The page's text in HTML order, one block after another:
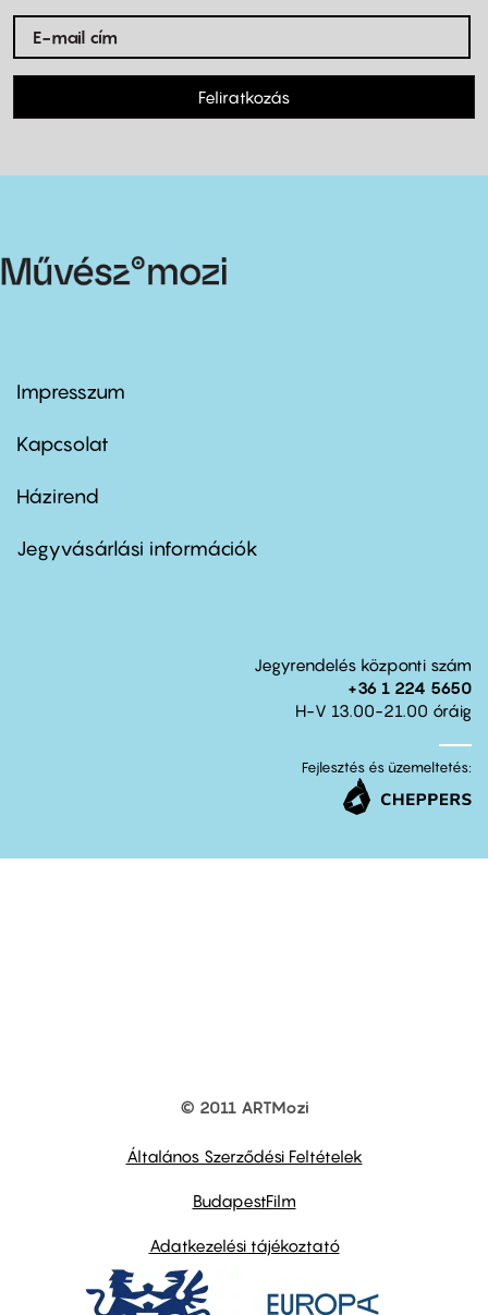
Feliratkozás
Footer
first
Impresszum
Kapcsolat
Footer
second
Házirend
Jegyvásárlási információk
Jegyrendelés központi szám
+36 1 224 5650
H-V 13.00-21.00 óráig
Fejlesztés és üzemeltetés:
© 2011 ARTMozi
Általános Szerződési Feltételek
BudapestFilm
Adatkezelési tájékoztató